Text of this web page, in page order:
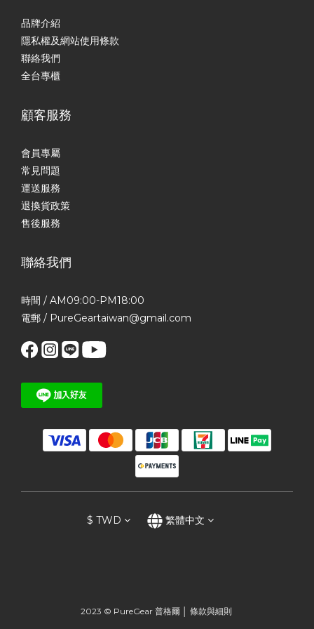
品牌介紹
隱私權及網站使用條款
聯絡我們
全台專櫃
顧客服務
會員專屬
常見問題
運送服務
退換貨政策
售後服務
聯絡我們
時間 / AM09:00-PM18:00
電郵 / PureGeartaiwan@gmail.com
$ TWD 繁體中文
2023 © PureGear 普格爾 │ 條款與細則